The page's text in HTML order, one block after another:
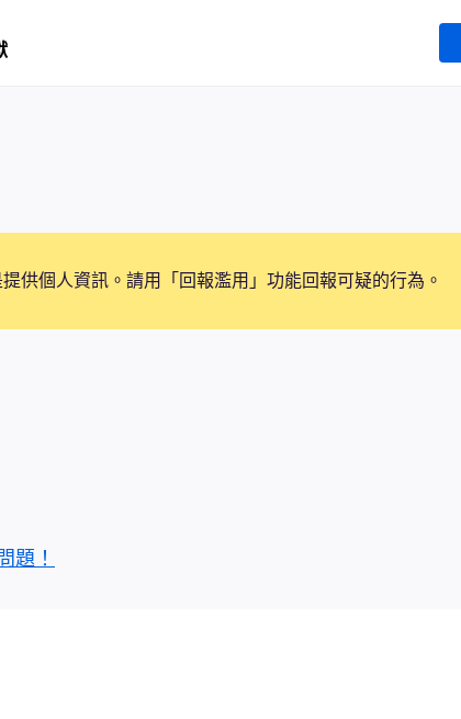
供個人資訊。請用「回報濫用」功能回報可疑的行為。
題！